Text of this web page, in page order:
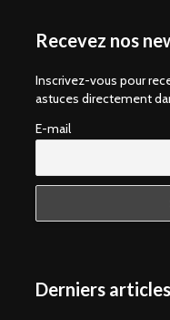
Recevez nos
Inscrivez-vous pour
astuces directement
E-mail
Derniers articles